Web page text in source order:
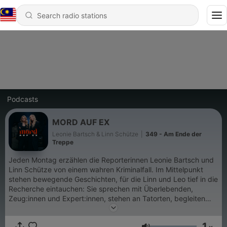
Podcasts
MORD AUF EX
Leonie Bartsch & Linn Schütze
349 - Am Ende der
Treppe
Jeden Montag erzählen die Reporterinnen Leonie Bartsch und
Linn Schütze von einem wahren Kriminalfall. Im Mittelpunkt
stehen bewegende Geschichten, für die Linn und Leo tief in die
Recherche eintauchen: Sie sprechen mit Überlebenden,
Zeug:innen und Expert:innen, stehen an Tatorten, begleiten
Prozesse im Gerichtssaal und arbeiten sich durch